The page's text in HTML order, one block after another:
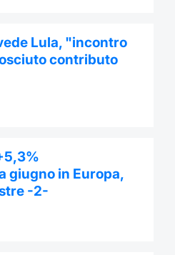
Lula, "incontro
contributo
giugno in Europa,
-2-